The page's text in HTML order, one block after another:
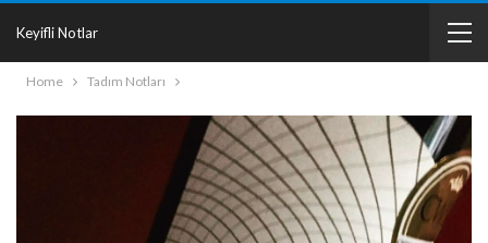
Keyifli Notlar
Home Tadım Notları